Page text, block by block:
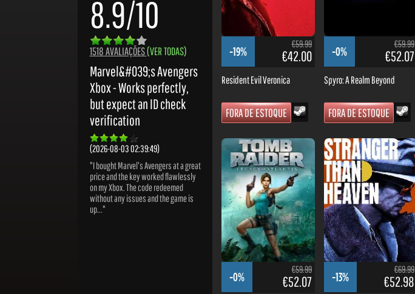
8.9/10
1518 AVALIAÇÕES(VER TODAS)
Marvel&#039;s Avengers
Xbox - Works perfectly,
but expect an ID check
verification
(2026-08-03 02:39:49)
"I bought Marvel's Avengers at a great
price and the key worked flawlessly
on my Xbox. The code redeemed
without any issues and the game is
up..."
-19%
€59.99
€42.00
Resident Evil Veronica
FORA DE ESTOQUE
-0%
€59.99
€52.07
Spyro: A Realm Beyond
FORA DE ESTOQUE
-0%
€59.99
€52.07 -13%
€69.99
€52.98